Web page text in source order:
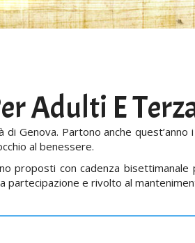
Adulti E
di Genova. Partono anche
al benessere.
proposti con cadenza
e rivolto al